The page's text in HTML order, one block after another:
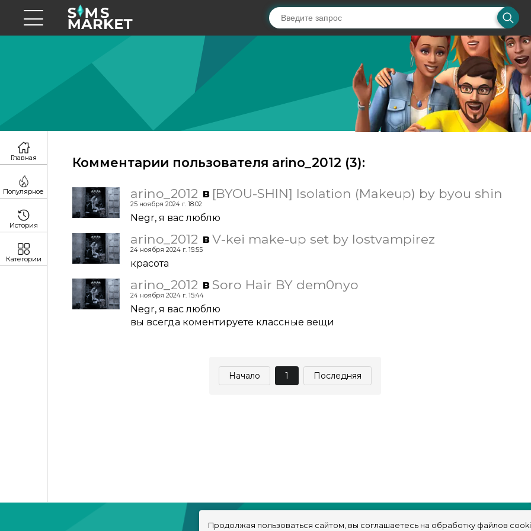
Комментарии пользователя arino_2012 (3):
arino_2012 в [BYOU-SHIN] Isolation (Makeup) by byou shin
25 ноября 2024 г. 18:02
Negr, я вас люблю
arino_2012 в V-kei make-up set by lostvampirez
24 ноября 2024 г. 15:55
красота
arino_2012 в Soro Hair BY dem0nyo
24 ноября 2024 г. 15:44
Negr, я вас люблю
вы всегда коментируете классные вещи
Начало 1 Последняя
Главная
Популярное
История
Категории
Продолжая пользоваться сайтом, вы соглашаетесь на обработку файлов